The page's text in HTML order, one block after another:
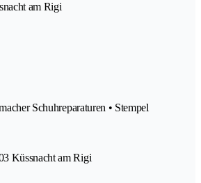
am Rigi
Schuhreparaturen • Stempel
Küssnacht am Rigi